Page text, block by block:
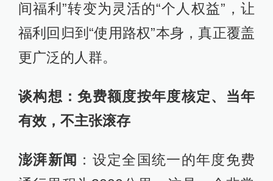
间福利”转变为灵活的“个人权益”，让
福利回归到“使用路权”本身，真正覆盖
更广泛的人群。
谈构想：免费额度按年度核定、当年
有效，不主张滚存
澎湃新闻 ：设定全国统一的年度免费